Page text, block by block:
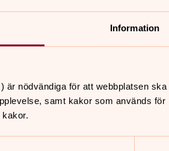
Information
är nödvändiga för att webbplatsen
samt kakor som används